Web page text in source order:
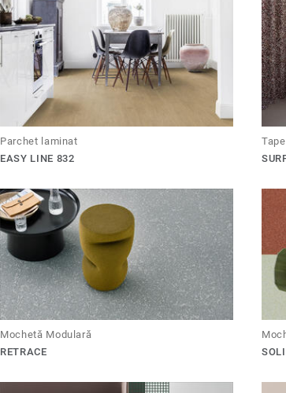
Parchet laminat
EASY LINE 832
Mochetă Modulară
RETRACE